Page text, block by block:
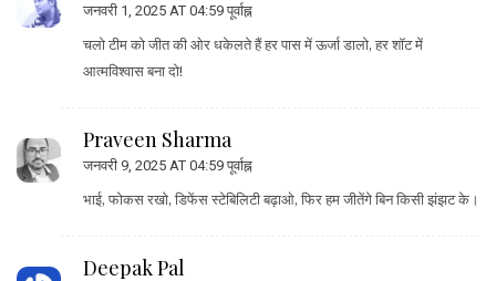
जनवरी 1, 2025 AT 04:59 पूर्वाह्न
चलो टीम को जीत की ओर धकेलते हैं हर पास में ऊर्जा डालो, हर शॉट में
आत्मविश्वास बना दो!
Praveen Sharma
जनवरी 9, 2025 AT 04:59 पूर्वाह्न
भाई, फोकस रखो, डिफेंस स्टेबिलिटी बढ़ाओ, फिर हम जीतेंगे बिन किसी झंझट के।
Deepak Pal